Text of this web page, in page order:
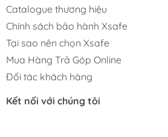
Catalogue thương hiệu
Chính sách bảo hành Xsafe
Tại sao nên chọn Xsafe
Mua Hàng Trả Góp Online
Đối tác khách hàng
Kết nối với chúng tôi